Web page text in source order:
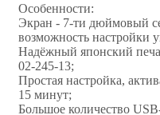
Особенности:
Экран - 7-ти дюймовый
возможность настройки
Надёжный японский
02-245-13;
Простая настройка,
15 минут;
Большое количество